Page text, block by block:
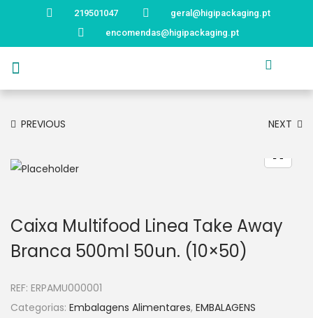
219501047
geral@higipackaging.pt
encomendas@higipackaging.pt
PREVIOUS NEXT
Caixa Multifood Linea Take Away
Branca 500ml 50un. (10×50)
REF: ERPAMU000001
Categorias: Embalagens Alimentares, EMBALAGENS